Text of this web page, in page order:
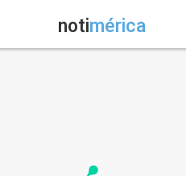
notimérica